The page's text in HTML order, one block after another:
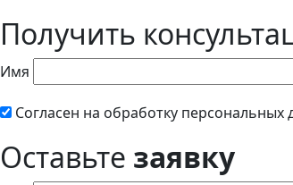
Получить
Имя
Согласен на обработку персональных
Оставьте заявку